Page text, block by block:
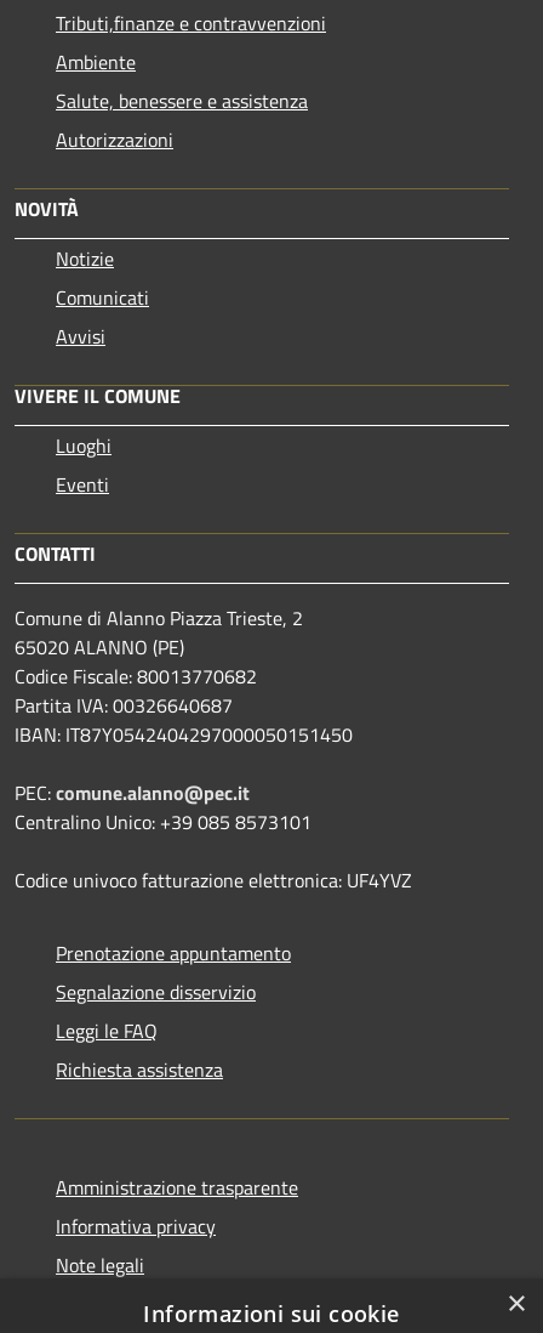
Tributi,finanze e contravvenzioni
Ambiente
Salute, benessere e assistenza
Autorizzazioni
NOVITÀ
Notizie
Comunicati
Avvisi
VIVERE IL COMUNE
Luoghi
Eventi
CONTATTI
Comune di Alanno Piazza Trieste, 2
65020 ALANNO (PE)
Codice Fiscale: 80013770682
Partita IVA: 00326640687
IBAN: IT87Y0542404297000050151450
PEC:comune.alanno@pec.it
Centralino Unico: +39 085 8573101
Codice univoco fatturazione elettronica: UF4YVZ
Prenotazione appuntamento
Segnalazione disservizio
Leggi le FAQ
Richiesta assistenza
Amministrazione trasparente
Informativa privacy
Note legali
Dichiarazione di accessibilità
×
Informazioni sui cookie